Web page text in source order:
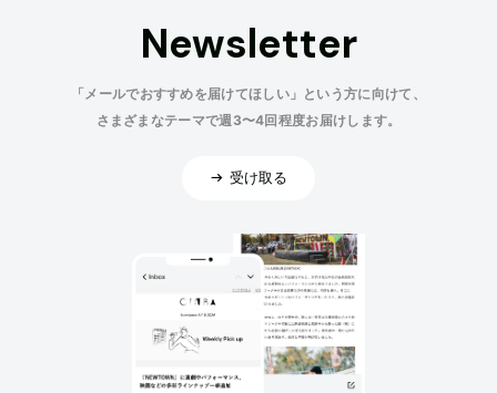
Newsletter
「メールでおすすめを届けてほしい」という方に向けて、
さまざまなテーマで週3〜4回程度お届けします。
受け取る